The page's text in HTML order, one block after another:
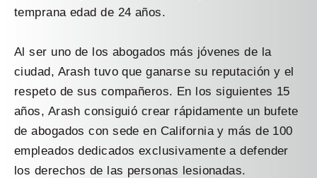
temprana edad de 24 años.
Al ser uno de los abogados más jóvenes de la
ciudad, Arash tuvo que ganarse su reputación y el
respeto de sus compañeros. En los siguientes 15
años, Arash consiguió crear rápidamente un bufete
de abogados con sede en California y más de 100
empleados dedicados exclusivamente a defender
los derechos de las personas lesionadas.